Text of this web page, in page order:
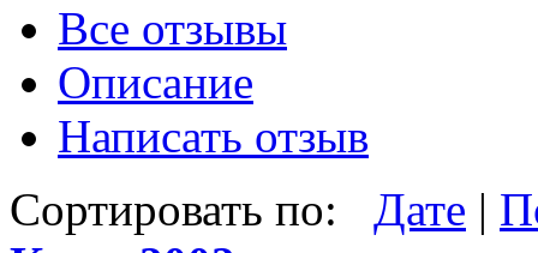
Все отзывы
Описание
Написать отзыв
Сортировать по:
Дате |